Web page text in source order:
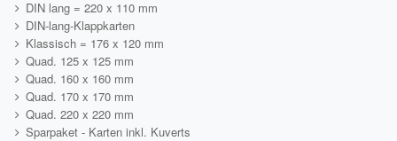
DIN lang = 220 x 110 mm
DIN-lang-Klappkarten
Klassisch = 176 x 120 mm
Quad. 125 x 125 mm
Quad. 160 x 160 mm
Quad. 170 x 170 mm
Quad. 220 x 220 mm
Sparpaket - Karten inkl. Kuverts